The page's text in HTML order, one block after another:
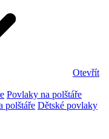
Otevřít
Povlaky na polštáře
polštáře Dětské povlaky